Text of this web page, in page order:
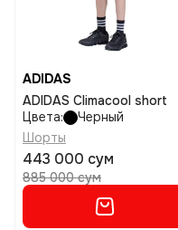
ADIDAS
ADIDAS Climacool short
Цвета:
Черный
Шорты
443 000 сум
885 000 сум